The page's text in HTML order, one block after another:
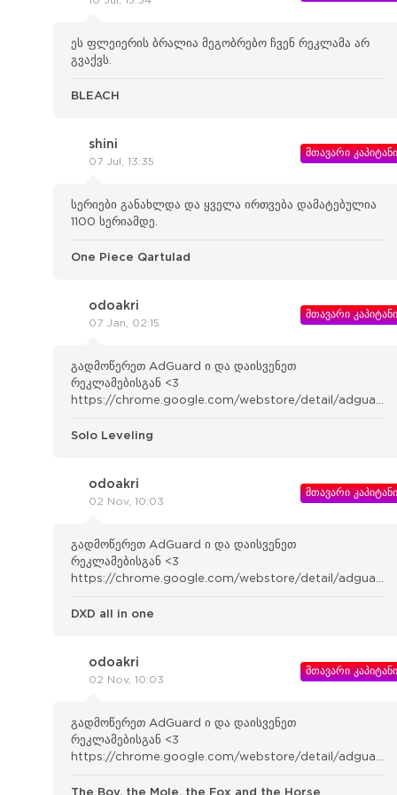
ეს ფლეიერის ბრალია მეგობრებო ჩვენ რეკლამა არ
გვაქვს.
BLEACH
shini
07 Jul, 13:35
მთავარი კაპიტანი
სერიები განახლდა და ყველა ირთვება დამატებულია
1100 სერიამდე.
One Piece Qartulad
odoakri
07 Jan, 02:15
მთავარი კაპიტანი
გადმოწერეთ AdGuard ი და დაისვენეთ
რეკლამებისგან <3
https://chrome.google.com/webstore/detail/adguard-
Solo Leveling
odoakri
02 Nov, 10:03
მთავარი კაპიტანი
გადმოწერეთ AdGuard ი და დაისვენეთ
რეკლამებისგან <3
https://chrome.google.com/webstore/detail/adguard-
DXD all in one
odoakri
02 Nov, 10:03
მთავარი კაპიტანი
გადმოწერეთ AdGuard ი და დაისვენეთ
რეკლამებისგან <3
https://chrome.google.com/webstore/detail/adguard-
The Boy, the Mole, the Fox and the Horse